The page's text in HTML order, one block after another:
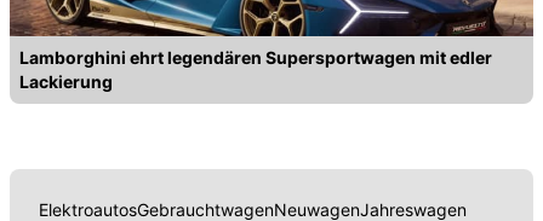
Lamborghini ehrt legendären Supersportwagen mit edler
Lackierung
ElektroautosGebrauchtwagenNeuwagenJahreswagen